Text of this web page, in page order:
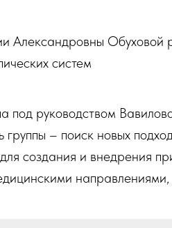
Александровны Обуховой
систем
под руководством
группы – поиск новых
создания и внедрения
направлениями,